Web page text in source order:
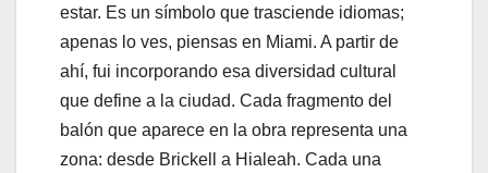
estar. Es un símbolo que trasciende idiomas;
apenas lo ves, piensas en Miami. A partir de
ahí, fui incorporando esa diversidad cultural
que define a la ciudad. Cada fragmento del
balón que aparece en la obra representa una
zona: desde Brickell a Hialeah. Cada una